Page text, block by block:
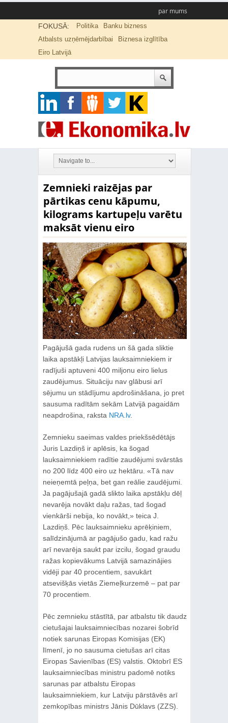
par mums
FOKUSĀ: Politika
Banku bizness
Atbalsts uzņēmējdarbībai
Biznesa izglītība
Eiro Latvijā
Zemnieki raizējas par
pārtikas cenu kāpumu,
kilograms kartupeļu varētu
maksāt vienu eiro
Pagājušā gada rudens un šā gada sliktie
laika apstākļi Latvijas lauksaimniekiem ir
radījuši aptuveni 400 miljonu eiro lielus
zaudējumus. Situāciju nav glābusi arī
sējumu un stādījumu apdrošināšana, jo pret
sausuma radītām sekām Latvijā pagaidām
neapdrošina, raksta NRA.lv.
Zemnieku saeimas valdes priekšsēdētājs
Juris Lazdiņš ir aplēsis, ka šogad
lauksaimniekiem radītie zaudējumi svārstās
no 200 līdz 400 eiro uz hektāru. «Tā nav
neieņemtā peļņa, bet gan reālie zaudējumi.
Ja pagājušajā gadā slikto laika apstākļu dēļ
nevarēja novākt daļu ražas, tad šogad
vienkārši nebija, ko novākt,» teica J.
Lazdiņš. Pēc lauksaimnieku aprēķiniem,
salīdzinājumā ar pagājušo gadu, kad ražu
arī nevarēja saukt par izcilu, šogad graudu
ražas kopievākums Latvijā samazinājies
vidēji par 40 procentiem, savukārt
atsevišķās vietās Ziemeļkurzemē – pat par
70 procentiem.
Pēc zemnieku stāstītā, par atbalstu tik daudz
cietušajai lauksaimniecības nozarei šobrīd
notiek sarunas Eiropas Komisijas (EK)
līmenī, jo no sausuma cietušas arī citas
Eiropas Savienības (ES) valstis. Oktobrī ES
lauksaimniecības ministru padomē notiks
sarunas par atbalstu Eiropas
lauksaimniekiem, kur Latviju pārstāvēs arī
zemkopības ministrs Jānis Dūklavs (ZZS).